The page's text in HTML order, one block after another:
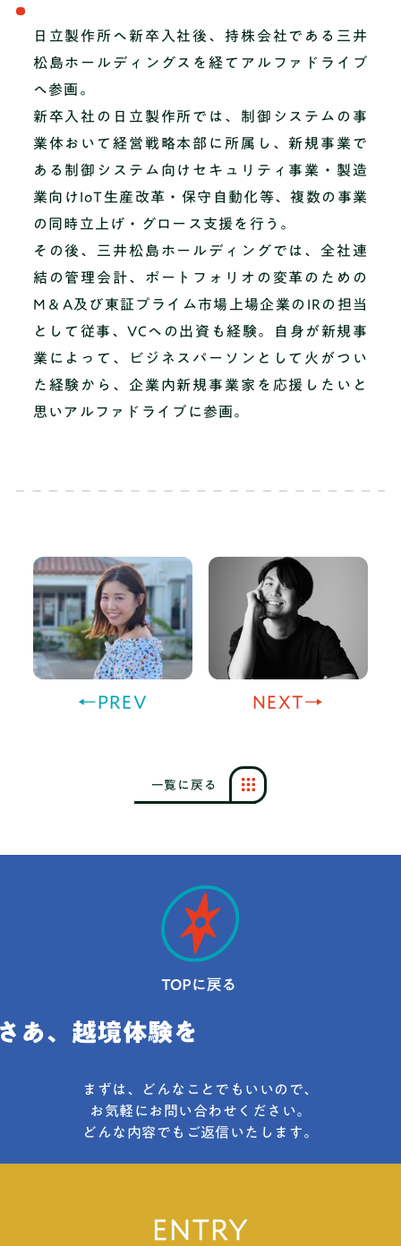
日立製作所へ新卒入社後、持株会社である三井
松島ホールディングスを経てアルファドライブ
へ参画。
新卒入社の日立製作所では、制御システムの事
業体おいて経営戦略本部に所属し、新規事業で
ある制御システム向けセキュリティ事業・製造
業向けIoT生産改革・保守自動化等、複数の事業
の同時立上げ・グロース支援を行う。
その後、三井松島ホールディングでは、全社連
結の管理会計、ポートフォリオの変革のための
M＆A及び東証プライム市場上場企業のIRの担当
として従事、VCへの出資も経験。自身が新規事
業によって、ビジネスパーソンとして火がつい
た経験から、企業内新規事業家を応援したいと
思いアルファドライブに参画。
←PREV
一覧 に戻 る
NEXT→
まずは、どんなことでもいいので、
お気軽にお問い合わせください。
どんな内容でもご返信いたします。
ENTRY